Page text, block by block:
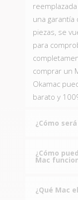
una garantía
piezas, se
para
comprar un
Okamac
barato y
¿Cómo
¿Cómo
Mac
¿Qué Mac